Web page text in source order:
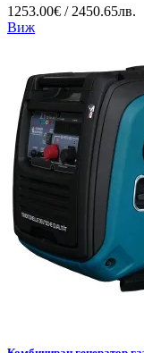
1253.00€ / 2450.65лв.
Виж